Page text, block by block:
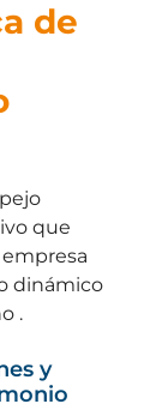
de
que
dinámico
.
y